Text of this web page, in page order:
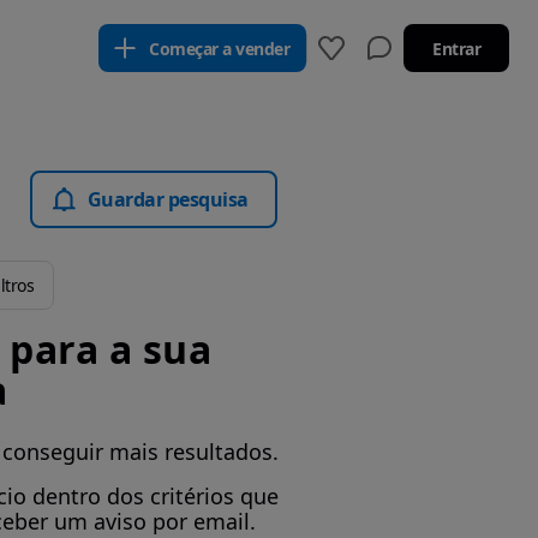
Começar a vender Entrar
Guardar pesquisa
a sua
mais resultados.
dentro dos critérios que
um aviso por email.